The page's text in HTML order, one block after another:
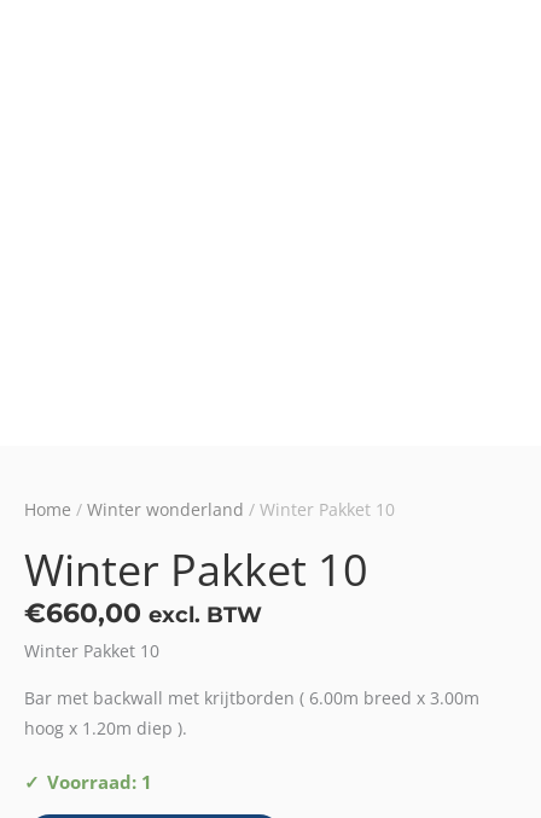
Home / Winter wonderland / Winter Pakket 10
Winter Pakket 10
€660,00 excl. BTW
Winter Pakket 10
Bar met backwall met krijtborden ( 6.00m breed x 3.00m
hoog x 1.20m diep ).
Voorraad: 1
Winter
Pakket